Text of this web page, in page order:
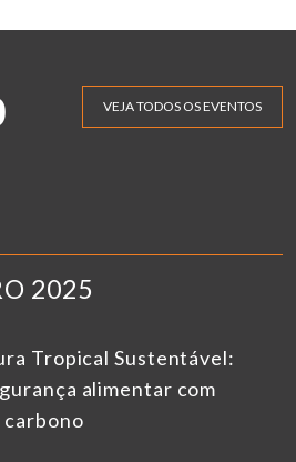
VEJA TODOS OS EVENTOS
2025
Tropical Sustentável:
alimentar com
carbono